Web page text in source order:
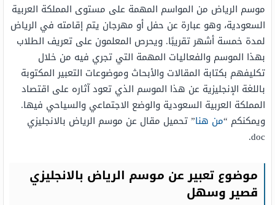
موسم الرياض من المواسم المهمة على مستوى المملكة العربية
السعودية، وهو عبارة عن حفل أو مهرجان يتم إقامته في الرياض
لمدة خمسة أشهر تقريبًا. ويحرص المعلمون على تعريف الطلاب
بهذا الموسم والفعاليات المهمة التي تجري فيه من خلال
تكليفهم بكتابة المقالات والأبحاث وموضوعات التعبير المكتوبة
باللغة الإنجليزية عن هذا الموسم الذي تعود آثاره على اقتصاد
المملكة العربية السعودية والوضع الاجتماعي والسياحي فيها.
ويمكنكم “من هنا” تحميل مقال عن موسم الرياض بالانجليزي
doc.
موضوع تعبير عن موسم الرياض بالانجليزي
قصير وسهل